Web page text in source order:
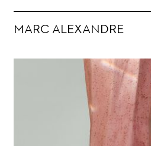
MARC ALEXANDRE